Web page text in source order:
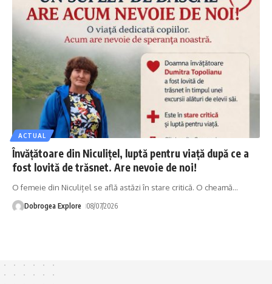
ACTUAL
Învățătoare din Niculițel, luptă pentru viață după ce a
fost lovită de trăsnet. Are nevoie de noi!
O femeie din Niculițel se află astăzi în stare critică. O cheamă…
Dobrogea Explore 08/07/2026